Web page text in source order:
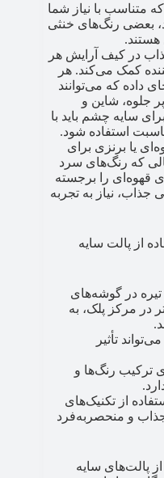
متناسب با نیاز شما
بعضی رنگ‌های خنثی
در کیف آرایش هر
کمک می‌کند. هر
داده که می‌توانند
جلوه، شاین و
سایه چشم باید با
استفاده شود.
یا برنزی برای
که رنگ‌های سرد
قهوه‌ای را برجسته
جذاب، نیاز به تجربه
از پالت سایه
تیره در گوشه‌های
مرکز پلک، به
تأثیر
ترکیب رنگ‌ها و
از تکنیک‌های
و منحصربه‌فرد
پالت‌های سایه